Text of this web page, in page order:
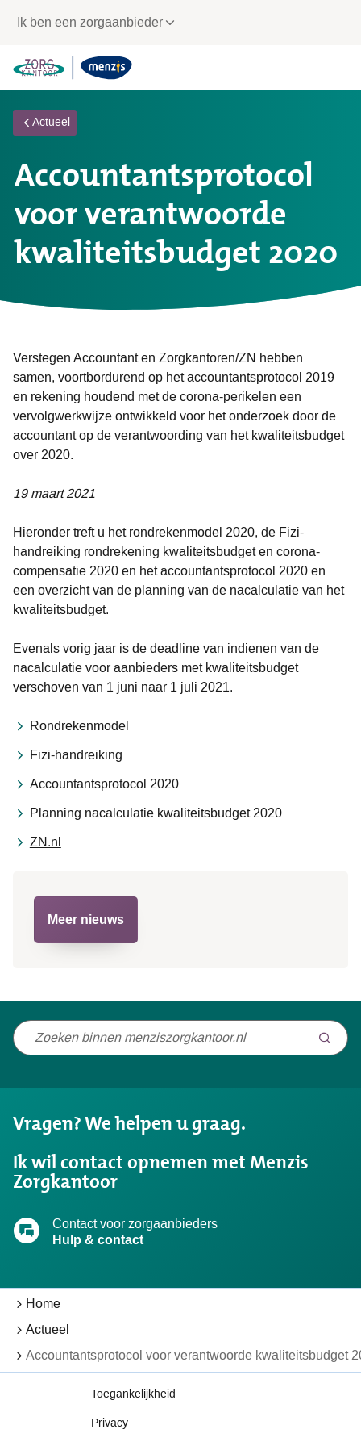
voor
navigatie
Ik ben een zorgaanbieder
Actueel
Accountantsprotocol
voor verantwoorde
kwaliteitsbudget 2020
Verstegen Accountant en Zorgkantoren/ZN hebben
samen, voortbordurend op het accountantsprotocol 2019
en rekening houdend met de corona-perikelen een
vervolgwerkwijze ontwikkeld voor het onderzoek door de
accountant op de verantwoording van het kwaliteitsbudget
over 2020.
19 maart 2021
Hieronder treft u het rondrekenmodel 2020, de Fizi-
handreiking rondrekening kwaliteitsbudget en corona-
compensatie 2020 en het accountantsprotocol 2020 en
een overzicht van de planning van de nacalculatie van het
kwaliteitsbudget.
Evenals vorig jaar is de deadline van indienen van de
nacalculatie voor aanbieders met kwaliteitsbudget
verschoven van 1 juni naar 1 juli 2021.
Rondrekenmodel
Fizi-handreiking
Accountantsprotocol 2020
Planning nacalculatie kwaliteitsbudget 2020
ZN.nl
Meer nieuws
Niet
wat
zocht?
Vragen? We helpen u graag.
Ik wil contact opnemen met Menzis
Zorgkantoor
Contact voor zorgaanbieders
Hulp & contact
Home
Actueel
Accountantsprotocol voor verantwoorde kwaliteitsbudget
Toegankelijkheid
Privacy